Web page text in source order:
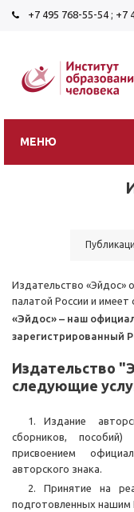
+7 495 768-55-54 ; +7
МЕНЮ
Издательство «Эйдос»
палатой России и
«Эйдос» – наш
зарегистрированный
Издательство
следующие
Издание
сборников,
присвоением
авторского знака.
Принятие на
подготовленных нашим